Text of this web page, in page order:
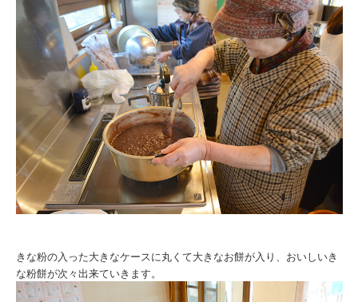
きな粉の入った大きなケースに丸くて大きなお餅が入り、おいしいき
な粉餅が次々出来ていきます。